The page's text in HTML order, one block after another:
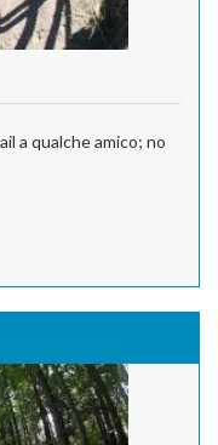
a qualche amico; no